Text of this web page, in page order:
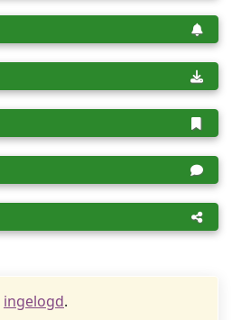
ingelogd.